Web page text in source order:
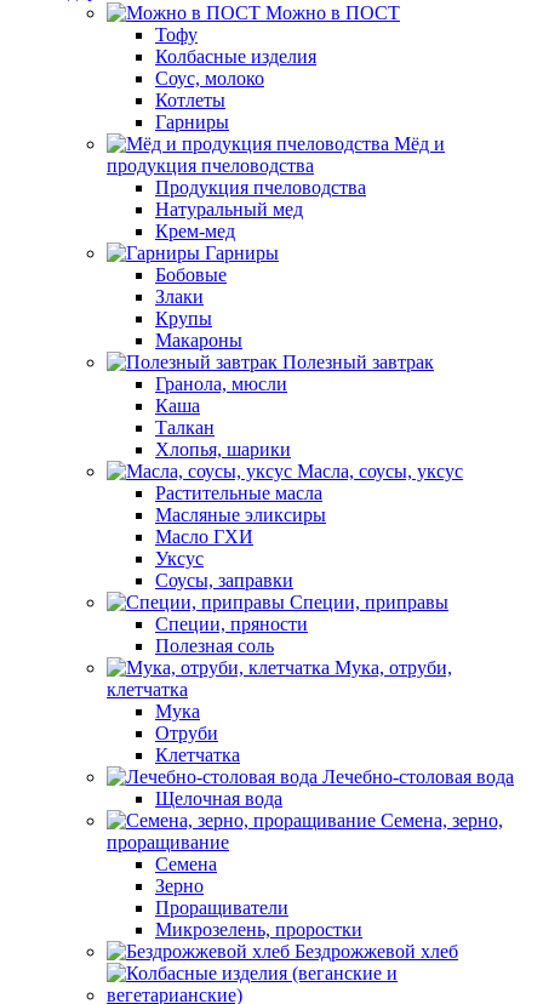
Можно в ПОСТ
Тофу
Колбасные изделия
Соус, молоко
Котлеты
Гарниры
Мёд и
продукция пчеловодства
Продукция пчеловодства
Натуральный мед
Крем-мед
Гарниры
Бобовые
Злаки
Крупы
Макароны
Полезный завтрак
Гранола, мюсли
Каша
Талкан
Хлопья, шарики
Масла, соусы, уксус
Растительные масла
Масляные эликсиры
Масло ГХИ
Уксус
Соусы, заправки
Специи, приправы
Специи, пряности
Полезная соль
Мука, отруби,
клетчатка
Мука
Отруби
Клетчатка
Лечебно-столовая вода
Щелочная вода
Семена, зерно,
проращивание
Семена
Зерно
Проращиватели
Микрозелень, проростки
Бездрожжевой хлеб